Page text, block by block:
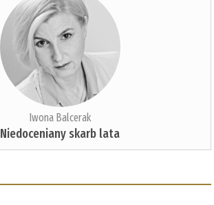
Iwona Balcerak
Niedoceniany skarb lata